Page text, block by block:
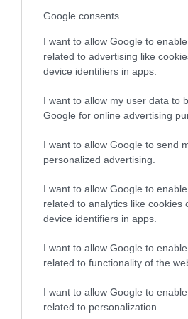
Google consents
I want to allow Google to
related to advertising like
device identifiers in apps.
I want to allow my user data to
Google for online advertising
I want to allow Google to send
personalized advertising.
I want to allow Google to
related to analytics like cookies
device identifiers in apps.
I want to allow Google to
related to functionality of the
I want to allow Google to
related to personalization.
Απαντώντας σε ερώτηση
επιδιωκόμενα
συνάντησης του σχήματος
ο κ. Παπασταύρου είπε ότι
πρωτοβουλία. Όπως
το 3+1 αποτελεί μια πολύ
διακυβερνητική
την ενέργεια, αλλά πλέον
προσδοκία να δημιουργηθεί
Στο πλαίσιο αυτό,
προοπτική συνεργασίας
Energy Center του Baker
αποκτήσουν ένα μόνιμο